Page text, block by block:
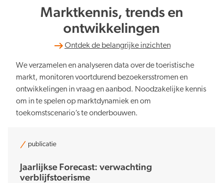
Marktkennis, trends en
ontwikkelingen
Ontdek de belangrijke inzichten
We verzamelen en analyseren data over de toeristische
markt, monitoren voortdurend bezoekersstromen en
ontwikkelingen in vraag en aanbod. Noodzakelijke kennis
om in te spelen op marktdynamiek en om
toekomstscenario’s te onderbouwen.
publicatie
Jaarlijkse Forecast: verwachting
verblijfstoerisme